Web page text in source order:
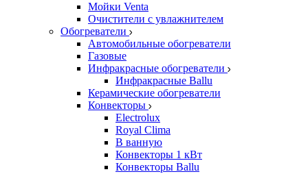
Мойки Venta
Очистители с увлажнителем
Обогреватели
Автомобильные обогреватели
Газовые
Инфракрасные обогреватели
Инфракрасные Ballu
Керамические обогреватели
Конвекторы
Electrolux
Royal Clima
В ванную
Конвекторы 1 кВт
Конвекторы Ballu